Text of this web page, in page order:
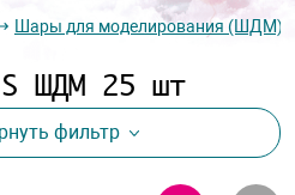
Шары для моделирования (ШДМ)
ШДМ 25 шт
фильтр